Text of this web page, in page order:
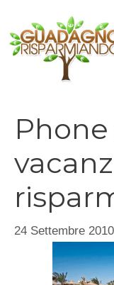
contenuto
Phone
24 Settembre 2010